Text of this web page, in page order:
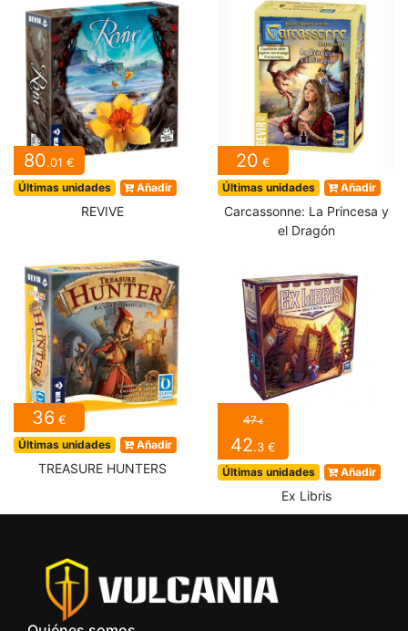
80.01 €
Últimas unidades Añadir
REVIVE
20 €
Últimas unidades Añadir
Carcassonne: La Princesa y
el Dragón
36 €
Últimas unidades Añadir
TREASURE HUNTERS
47€
42.3 €
Últimas unidades Añadir
Ex Libris